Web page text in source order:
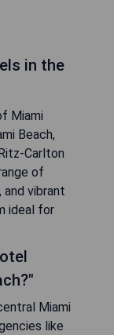
in the
Miami
Beach,
Carlton
of
vibrant
ideal for
Miami
like